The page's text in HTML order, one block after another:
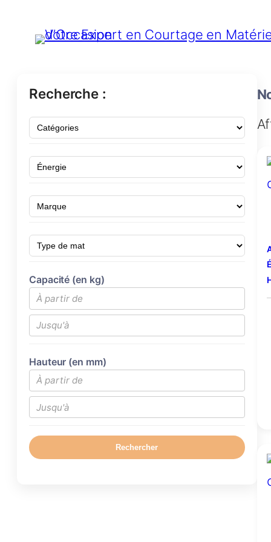
Recherche :
Capacité (en kg)
Hauteur (en mm)
Rechercher